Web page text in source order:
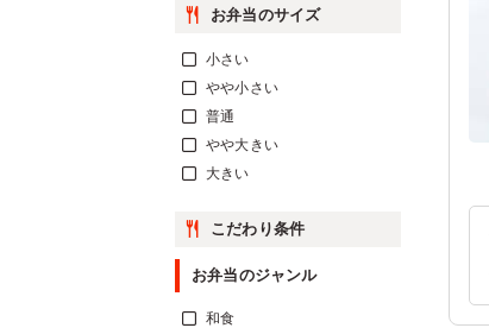
お弁当のサイズ
小さい
やや小さい
普通
やや大きい
大きい
こだわり条件
お弁当のジャンル
和食